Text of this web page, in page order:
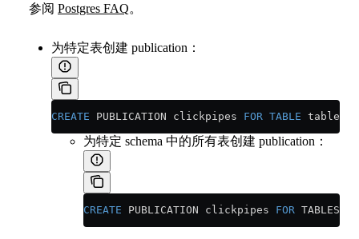
参阅 Postgres FAQ。
为特定表创建 publication：
CREATE PUBLICATION clickpipes FOR TABLE
为特定 schema 中的所有表创建 publication：
CREATE PUBLICATION clickpipes FOR TABLES